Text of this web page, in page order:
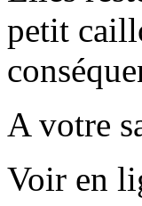
petit
A votre
Voir en